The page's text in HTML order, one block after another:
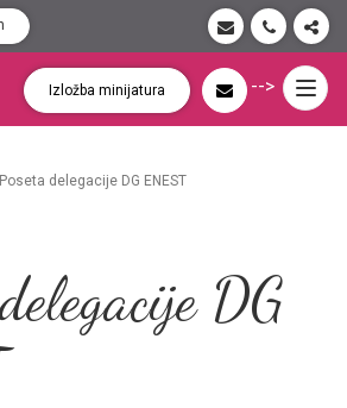
Izložba minijatura -->
Poseta delegacije DG ENEST
DG